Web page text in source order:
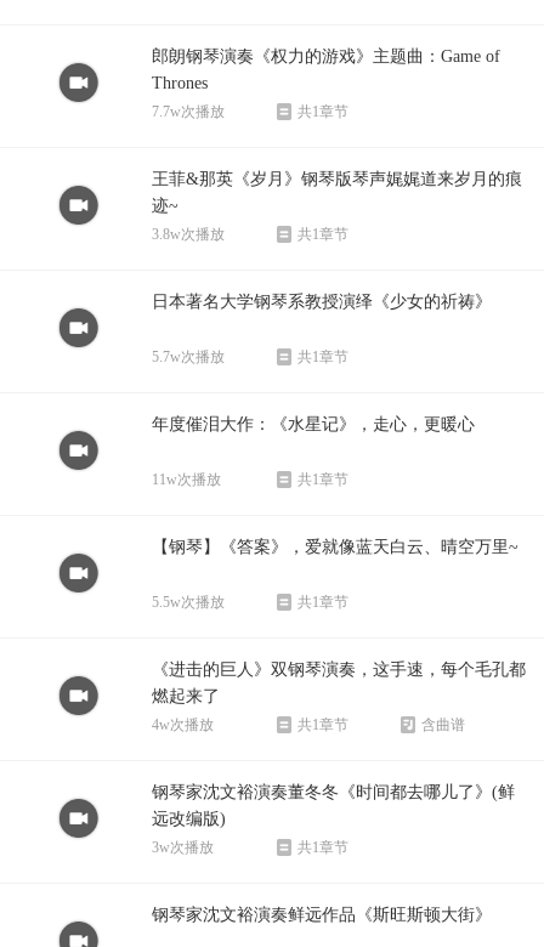
郎朗钢琴演奏《权力的游戏》主题曲：Game of
Thrones
7.7w次播放 共1章节
王菲&那英《岁月》钢琴版琴声娓娓道来岁月的痕
迹~
3.8w次播放 共1章节
日本著名大学钢琴系教授演绎《少女的祈祷》
5.7w次播放 共1章节
年度催泪大作：《水星记》，走心，更暖心
11w次播放 共1章节
【钢琴】《答案》，爱就像蓝天白云、晴空万里~
5.5w次播放 共1章节
《进击的巨人》双钢琴演奏，这手速，每个毛孔都
燃起来了
4w次播放 共1章节 含曲谱
钢琴家沈文裕演奏董冬冬《时间都去哪儿了》(鲜
远改编版)
3w次播放 共1章节
钢琴家沈文裕演奏鲜远作品《斯旺斯顿大街》